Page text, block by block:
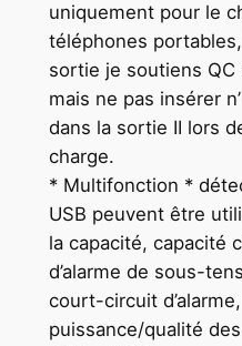
uniquement pour le
téléphones
sortie je soutiens QC
mais ne pas insérer
dans la sortie II lors
charge.
* Multifonction *
USB peuvent être
la capacité, capacité
d’alarme de sous-
court-circuit
puissance/qualité